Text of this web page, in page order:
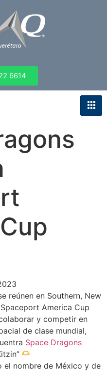
6614
reúnen en Southern, New
America Cup
y competir en
de clase mundial,
Space Dragons
el nombre de México y de